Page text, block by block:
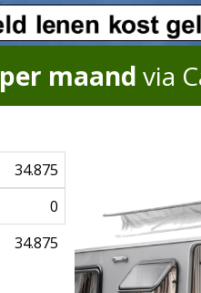
per maand via